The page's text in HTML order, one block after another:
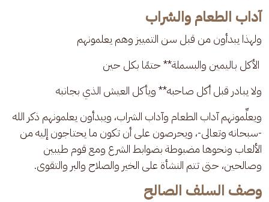
آداب الطعام والشراب
ولهذا يبدأون من قبل سن التمييز وهم يعلمونهم
الأكل باليمين والبسملة** حتمًا بكل حين
ولا يبادر قبل أكل صاحبه** ويأكل العيش الذي بجانبه
ويعلِّمونهم آداب الطعام وآداب الشراب، ويبدأون يعلمونهم ذكر الله
-سبحانه وتعالى-، ويحرصون على أن تكون ما يحتاجون إليه من
الألعاب ونحوها مضبوطة بضوابط الشرع ومع قوم طيبين
وصالحين، حتى تتم النشأة على الخير والصلاح والبر والتقوى.
وصف السلف الصالح